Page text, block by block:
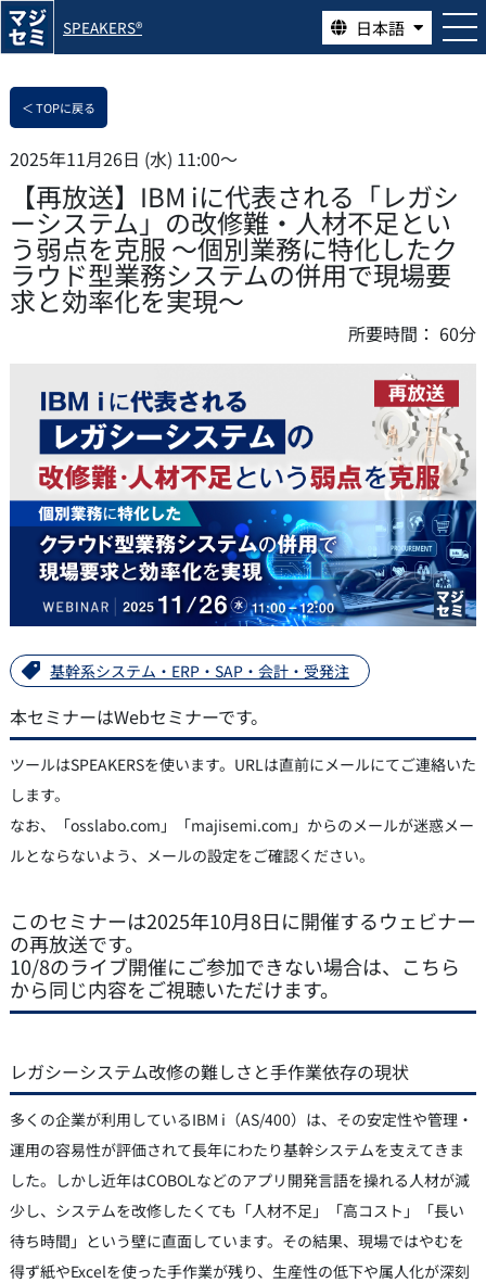
SPEAKERS® 日本語
＜ TOPに戻る
2025年11月26日 (水) 11:00〜
【再放送】IBM iに代表される「レガシ
ーシステム」の改修難・人材不足とい
う弱点を克服 〜個別業務に特化したク
ラウド型業務システムの併用で現場要
求と効率化を実現〜
所要時間： 60分
基幹系システム・ERP・SAP・会計・受発注
本セミナーはWebセミナーです。
ツールはSPEAKERSを使います。URLは直前にメールにてご連絡いた
します。
なお、「osslabo.com」「majisemi.com」からのメールが迷惑メー
ルとならないよう、メールの設定をご確認ください。
このセミナーは2025年10月8日に開催するウェビナー
の再放送です。
10/8のライブ開催にご参加できない場合は、こちら
から同じ内容をご視聴いただけます。
レガシーシステム改修の難しさと手作業依存の現状
多くの企業が利用しているIBM i（AS/400）は、その安定性や管理・
運用の容易性が評価されて長年にわたり基幹システムを支えてきま
した。しかし近年はCOBOLなどのアプリ開発言語を操れる人材が減
少し、システムを改修したくても「人材不足」「高コスト」「長い
待ち時間」という壁に直面しています。その結果、現場ではやむを
得ず紙やExcelを使った手作業が残り、生産性の低下や属人化が深刻